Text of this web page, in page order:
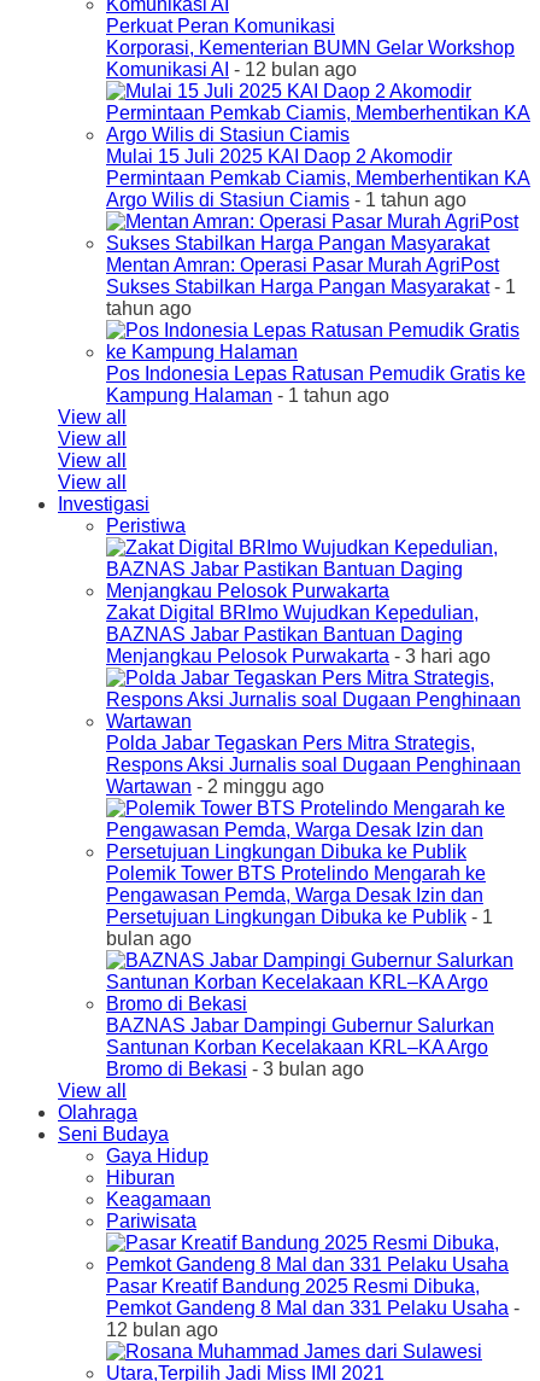
Perkuat Peran Komunikasi
Korporasi, Kementerian BUMN Gelar Workshop
Komunikasi AI - 12 bulan ago
Mulai 15 Juli 2025 KAI Daop 2 Akomodir
Permintaan Pemkab Ciamis, Memberhentikan KA
Argo Wilis di Stasiun Ciamis - 1 tahun ago
Mentan Amran: Operasi Pasar Murah AgriPost
Sukses Stabilkan Harga Pangan Masyarakat- 1
tahun ago
Pos Indonesia Lepas Ratusan Pemudik Gratis ke
Kampung Halaman - 1 tahun ago
View all
View all
View all
View all
Investigasi
Peristiwa
Zakat Digital BRImo Wujudkan Kepedulian,
BAZNAS Jabar Pastikan Bantuan Daging
Menjangkau Pelosok Purwakarta - 3 hari ago
Polda Jabar Tegaskan Pers Mitra Strategis,
Respons Aksi Jurnalis soal Dugaan Penghinaan
Wartawan - 2 minggu ago
Polemik Tower BTS Protelindo Mengarah ke
Pengawasan Pemda, Warga Desak Izin dan
Persetujuan Lingkungan Dibuka ke Publik - 1
bulan ago
BAZNAS Jabar Dampingi Gubernur Salurkan
Santunan Korban Kecelakaan KRL–KA Argo
Bromo di Bekasi - 3 bulan ago
View all
Olahraga
Seni Budaya
Gaya Hidup
Hiburan
Keagamaan
Pariwisata
Pasar Kreatif Bandung 2025 Resmi Dibuka,
Pemkot Gandeng 8 Mal dan 331 Pelaku Usaha -
12 bulan ago